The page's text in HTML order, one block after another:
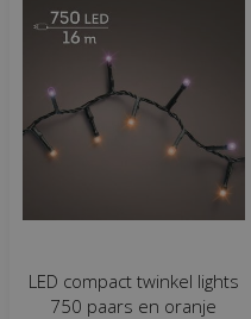
LED compact twinkel lights
750 paars en oranje